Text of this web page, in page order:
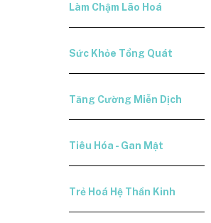
Làm Chậm Lão Hoá
Sức Khỏe Tổng Quát
Tăng Cường Miễn Dịch
Tiêu Hóa - Gan Mật
Trẻ Hoá Hệ Thần Kinh